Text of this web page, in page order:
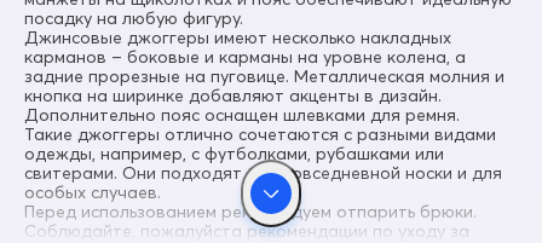
посадку на любую фигуру.
Джинсовые джоггеры имеют несколько накладных
карманов – боковые и карманы на уровне колена, а
задние прорезные на пуговице. Металлическая молния и
кнопка на ширинке добавляют акценты в дизайн.
Дополнительно пояс оснащен шлевками для ремня.
Такие джоггеры отлично сочетаются с разными видами
одежды, например, с футболками, рубашками или
свитерами. Они подходят для повседневной носки и для
особых случаев.
Перед использованием рекомендуем отпарить брюки.
Соблюдайте, пожалуйста рекомендации по уходу за